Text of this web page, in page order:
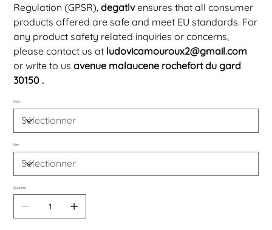
Regulation (GPSR),degatlvensures that all consumer
products offered are safe and meet EU standards. For
any product safety related inquiries or concerns,
please contact us at ludovicamouroux2@gmail.com
or write to usavenue malaucene rochefort du gard
30150 .
Color
Size
Quantité